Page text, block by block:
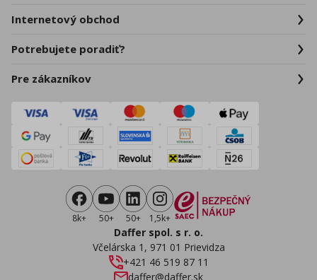
Internetový obchod
Potrebujete poradiť?
Pre zákazníkov
Daffer spol. s r. o.
Včelárska 1, 971 01 Prievidza
+421 46 519 87 11
daffer@daffer.sk
8k+ 50+ 50+ 1,5k+